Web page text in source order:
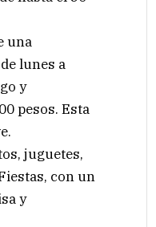
una
lunes a
y
pesos. Esta
juguetes,
con un
y